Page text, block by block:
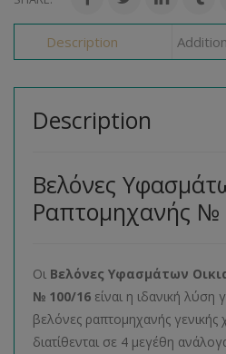
Description
Description
Βελόνες
Ραπτομηχανής №
Οι Βελόνες Υφασμάτων
№ 100/16 είναι η ιδανική λύση
βελόνες ραπτομηχανής γενικής
διατίθενται σε 4 μεγέθη